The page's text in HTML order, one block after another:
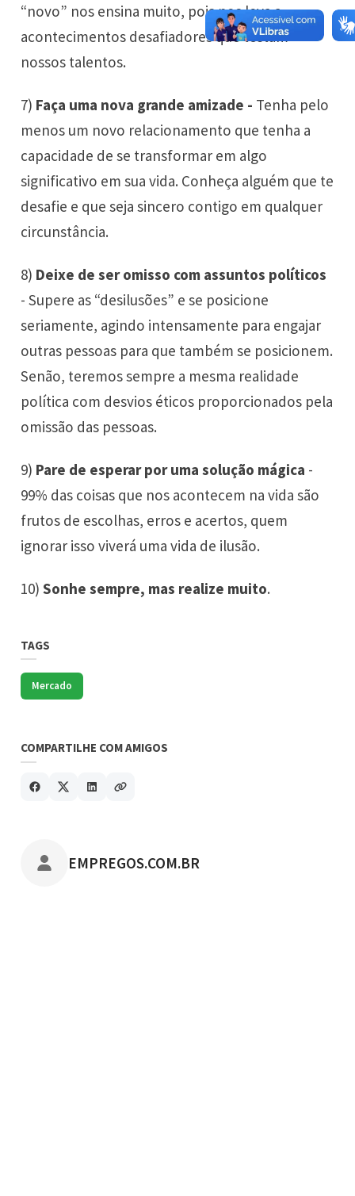
“novo” nos ensina muito, pois nos leva a
acontecimentos desafiadores que testam
nossos talentos.
7) Faça uma nova grande amizade - Tenha pelo
menos um novo relacionamento que tenha a
capacidade de se transformar em algo
significativo em sua vida. Conheça alguém que te
desafie e que seja sincero contigo em qualquer
circunstância.
8) Deixe de ser omisso com assuntos políticos
- Supere as “desilusões” e se posicione
seriamente, agindo intensamente para engajar
outras pessoas para que também se posicionem.
Senão, teremos sempre a mesma realidade
política com desvios éticos proporcionados pela
omissão das pessoas.
9) Pare de esperar por uma solução mágica -
99% das coisas que nos acontecem na vida são
frutos de escolhas, erros e acertos, quem
ignorar isso viverá uma vida de ilusão.
10)Sonhe sempre, mas realize muito.
TAGS
Mercado
COMPARTILHE COM AMIGOS
POSTADO POR
EMPREGOS.COM.BR